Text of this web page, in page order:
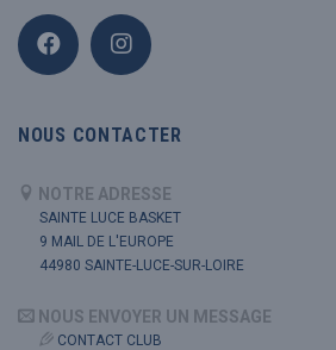
NOUS CONTACTER
NOTRE ADRESSE
SAINTE LUCE BASKET
9 MAIL DE L'EUROPE
44980 SAINTE-LUCE-SUR-LOIRE
NOUS ENVOYER UN MESSAGE
CONTACT CLUB